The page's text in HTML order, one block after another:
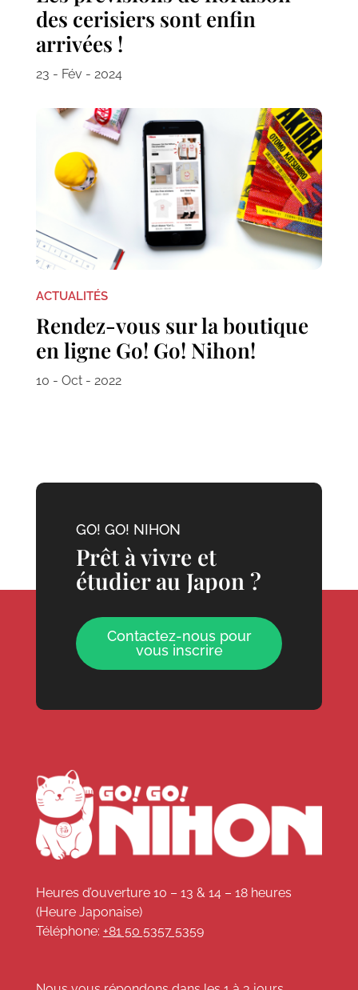
des cerisiers sont enfin
arrivées !
23 - Fév - 2024
ACTUALITÉS
Rendez-vous sur la boutique
en ligne Go! Go! Nihon!
10 - Oct - 2022
GO! GO! NIHON
Prêt à vivre et
étudier au Japon ?
Contactez-nous pour
vous inscrire
Heures d’ouverture 10 – 13 & 14 – 18 heures
(Heure Japonaise)
Téléphone: +81 50 5357 5359